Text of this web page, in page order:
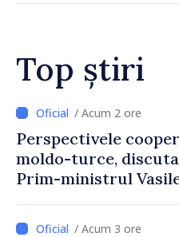
Top știri
/ Acum 16 minute
Forumul Diasporei
Republica Moldova,
promovată în
exporturi
/ Acum 3 ore